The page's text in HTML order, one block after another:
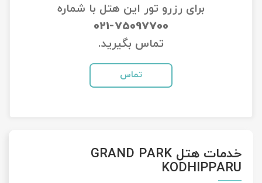
برای رزرو تور این هتل با شماره
021-75097700
تماس بگیرید.
تماس
خدمات هتل GRAND PARK
KODHIPPARU